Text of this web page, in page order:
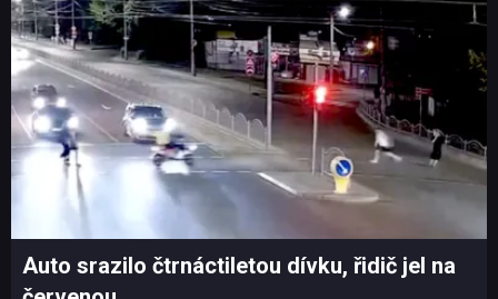
Auto srazilo čtrnáctiletou dívku, řidič jel na